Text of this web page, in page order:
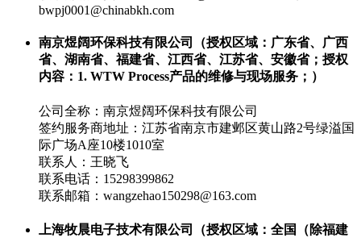
bwpj0001@chinabkh.com
南京煜阔环保科技有限公司（授权区域：广东省、广西
省、湖南省、福建省、江西省、江苏省、安徽省；授权
内容：1. WTW Process产品的维修与现场服务；）
公司全称：南京煜阔环保科技有限公司
签约服务商地址：江苏省南京市建邺区黄山路2号绿溢国
际广场A座10楼1010室
联系人：王晓飞
联系电话：15298399862
联系邮箱：wangzehao150298@163.com
上海牧晨电子技术有限公司（授权区域：全国（除福建